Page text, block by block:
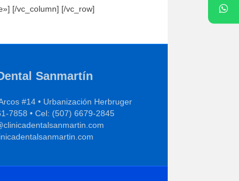
[/vc_column] [/vc_row]
Sanmartín
#14 • Urbanización Herbruger
7858 • Cel: (507) 6679-2845